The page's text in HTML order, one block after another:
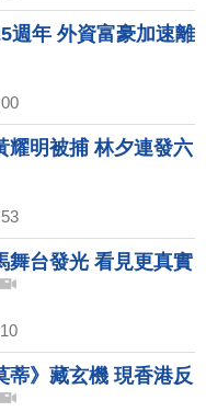
週年 外資富豪加速離
耀明被捕 林夕連發六
舞台發光 看見更真實
蒂》藏玄機 現香港反